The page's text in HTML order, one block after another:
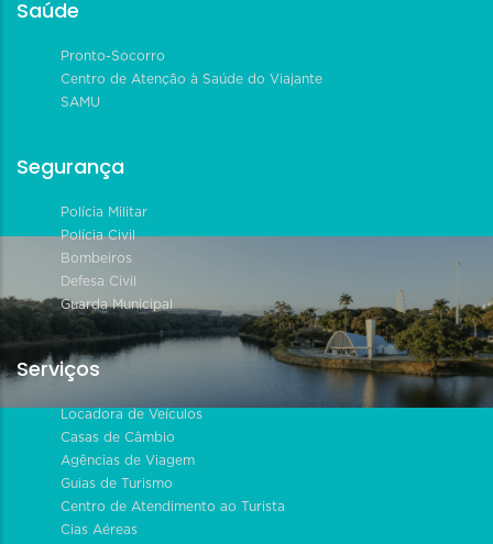
Saúde
Pronto-Socorro
Centro de Atenção à Saúde do Viajante
SAMU
Segurança
Polícia Militar
Polícia Civil
Bombeiros
Defesa Civil
Guarda Municipal
Serviços
Locadora de Veículos
Casas de Câmbio
Agências de Viagem
Guias de Turismo
Centro de Atendimento ao Turista
Cias Aéreas